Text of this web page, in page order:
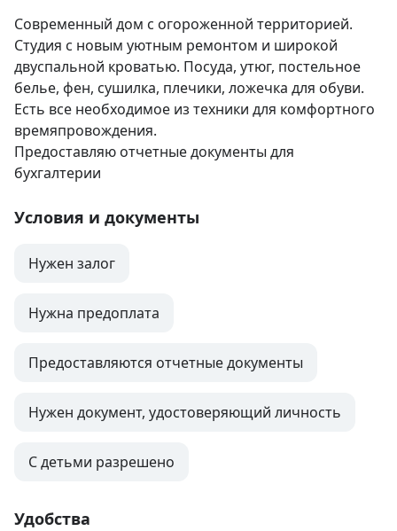
Современный дом с огороженной территорией.
Студия с новым уютным ремонтом и широкой
двуспальной кроватью. Посуда, утюг, постельное
белье, фен, сушилка, плечики, ложечка для обуви.
Есть все необходимое из техники для комфортного
времяпровождения.
Предоставляю отчетные документы для
бухгалтерии
Условия и документы
Нужен залог
Нужна предоплата
Предоставляются отчетные документы
Нужен документ, удостоверяющий личность
С детьми разрешено
Удобства